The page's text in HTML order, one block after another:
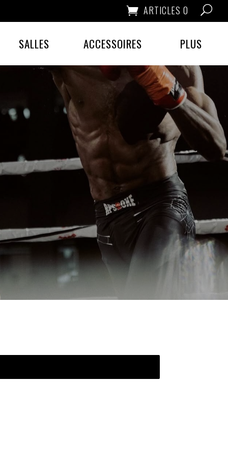
ARTICLES 0
SALLES ACCESSOIRES PLUS